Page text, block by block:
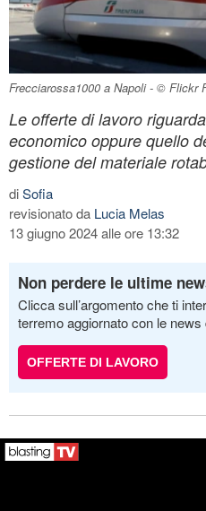
Frecciarossa1000 a Napoli - © Flickr
Le offerte di lavoro
economico oppure quello
gestione del materiale
diSofia
revisionato da Lucia Melas
13 giugno 2024 alle ore 13:32
Non perdere le ultime
Clicca sull’argomento che ti
terremo aggiornato con le news
OFFERTE DI LAVORO